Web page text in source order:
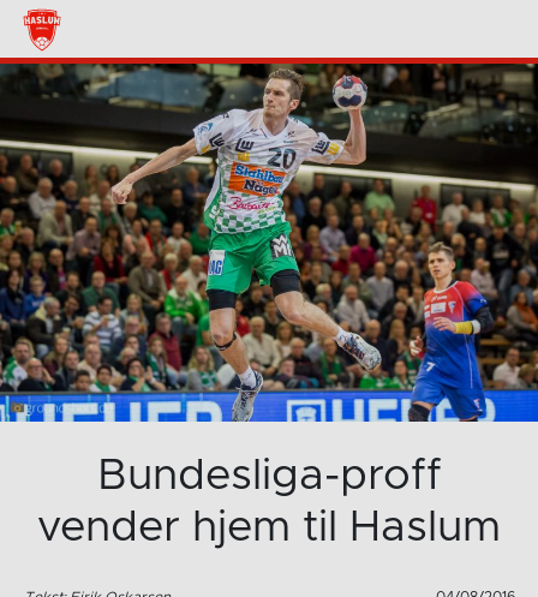
Bundesliga-proff
vender hjem til Haslum